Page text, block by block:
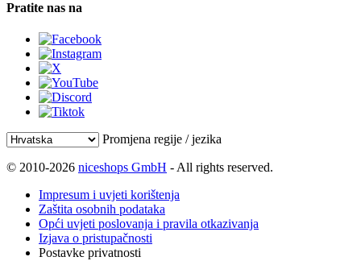
Pratite nas na
Promjena regije / jezika
© 2010-2026 niceshops GmbH - All rights reserved.
Impresum i uvjeti korištenja
Zaštita osobnih podataka
Opći uvjeti poslovanja i pravila otkazivanja
Izjava o pristupačnosti
Postavke privatnosti